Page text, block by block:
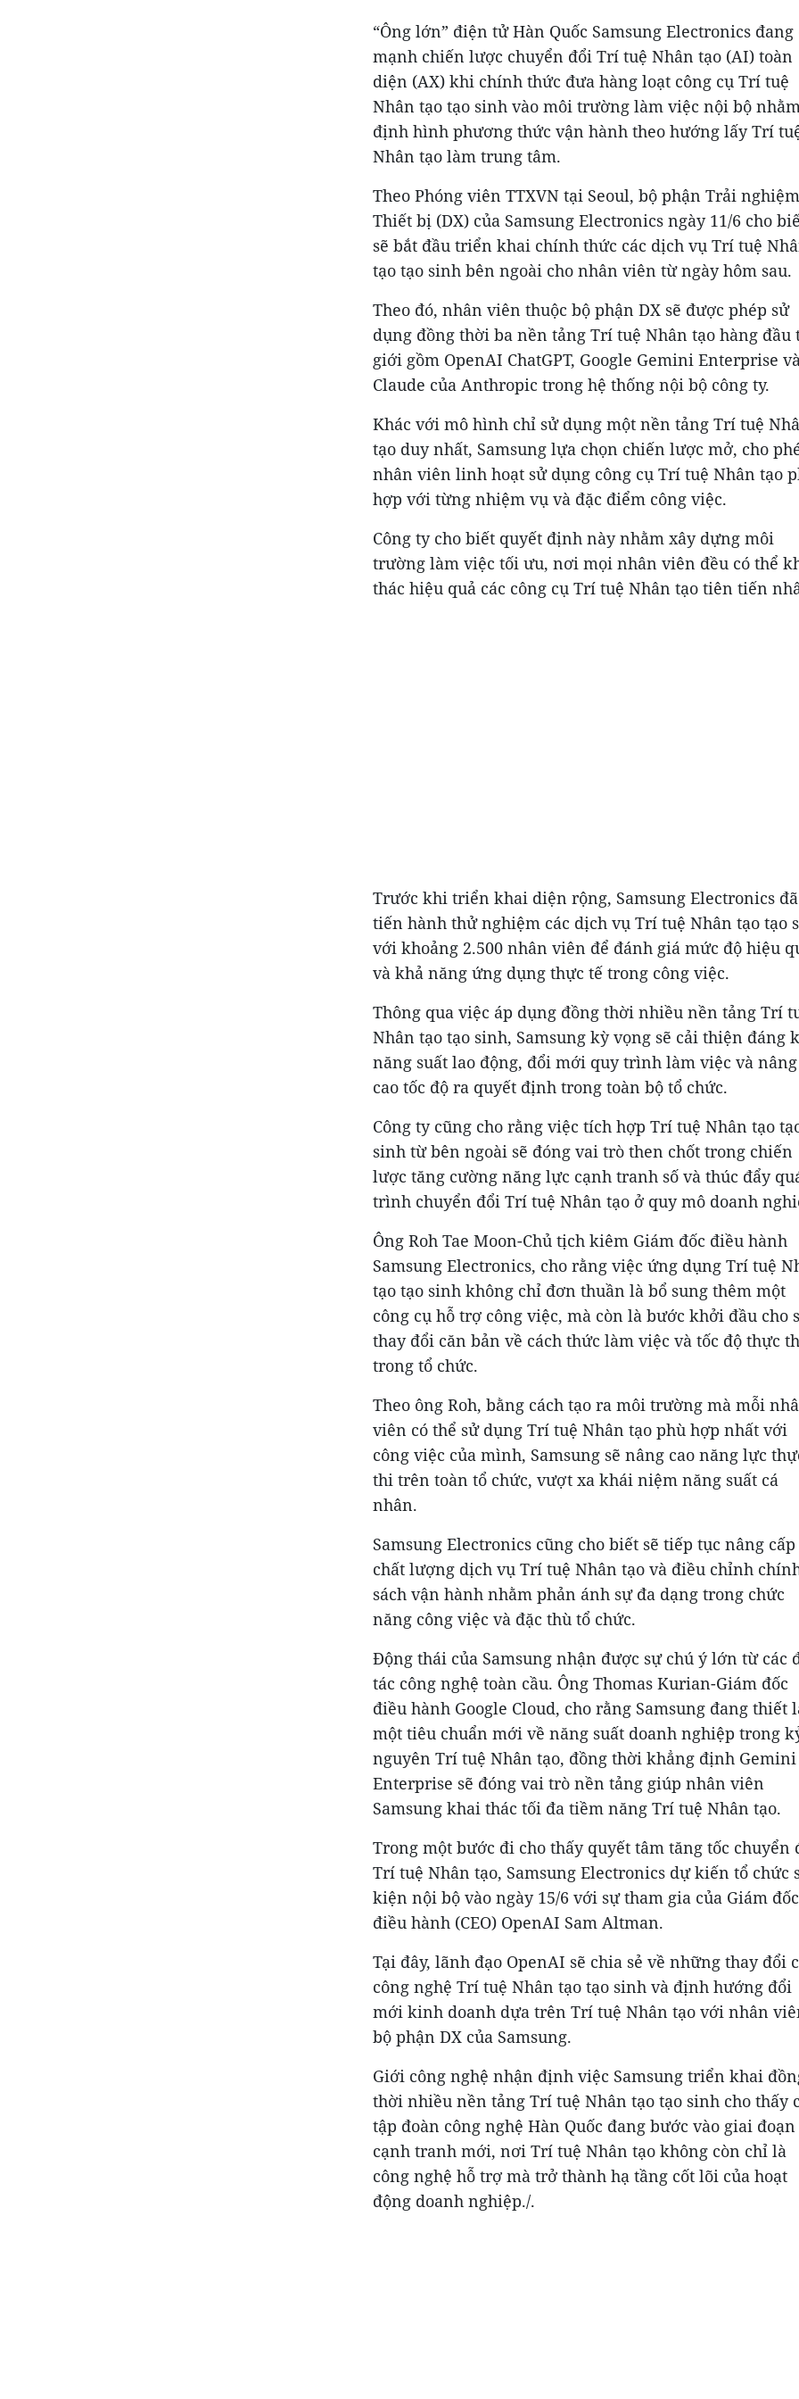
“Ông lớn” điện tử Hàn Quốc Samsung Electronics đang
mạnh chiến lược chuyển đổi Trí tuệ Nhân tạo (AI) toàn
diện (AX) khi chính thức đưa hàng loạt công cụ Trí tuệ
Nhân tạo tạo sinh vào môi trường làm việc nội bộ
định hình phương thức vận hành theo hướng lấy Trí
Nhân tạo làm trung tâm.
Theo Phóng viên TTXVN tại Seoul, bộ phận Trải nghiệm
Thiết bị (DX) của Samsung Electronics ngày 11/6 cho
sẽ bắt đầu triển khai chính thức các dịch vụ Trí tuệ
tạo tạo sinh bên ngoài cho nhân viên từ ngày hôm sau.
Theo đó, nhân viên thuộc bộ phận DX sẽ được phép sử
dụng đồng thời ba nền tảng Trí tuệ Nhân tạo hàng đầu
giới gồm OpenAI ChatGPT, Google Gemini Enterprise
Claude của Anthropic trong hệ thống nội bộ công ty.
Khác với mô hình chỉ sử dụng một nền tảng Trí tuệ
tạo duy nhất, Samsung lựa chọn chiến lược mở, cho
nhân viên linh hoạt sử dụng công cụ Trí tuệ Nhân tạo
hợp với từng nhiệm vụ và đặc điểm công việc.
Công ty cho biết quyết định này nhằm xây dựng môi
trường làm việc tối ưu, nơi mọi nhân viên đều có thể
thác hiệu quả các công cụ Trí tuệ Nhân tạo tiên tiến
Trước khi triển khai diện rộng, Samsung Electronics đã
tiến hành thử nghiệm các dịch vụ Trí tuệ Nhân tạo tạo
với khoảng 2.500 nhân viên để đánh giá mức độ hiệu
và khả năng ứng dụng thực tế trong công việc.
Thông qua việc áp dụng đồng thời nhiều nền tảng Trí
Nhân tạo tạo sinh, Samsung kỳ vọng sẽ cải thiện đáng
năng suất lao động, đổi mới quy trình làm việc và nâng
cao tốc độ ra quyết định trong toàn bộ tổ chức.
Công ty cũng cho rằng việc tích hợp Trí tuệ Nhân tạo
sinh từ bên ngoài sẽ đóng vai trò then chốt trong chiến
lược tăng cường năng lực cạnh tranh số và thúc đẩy
trình chuyển đổi Trí tuệ Nhân tạo ở quy mô doanh
Ông Roh Tae Moon-Chủ tịch kiêm Giám đốc điều hành
Samsung Electronics, cho rằng việc ứng dụng Trí tuệ
tạo tạo sinh không chỉ đơn thuần là bổ sung thêm một
công cụ hỗ trợ công việc, mà còn là bước khởi đầu cho
thay đổi căn bản về cách thức làm việc và tốc độ thực
trong tổ chức.
Theo ông Roh, bằng cách tạo ra môi trường mà mỗi
viên có thể sử dụng Trí tuệ Nhân tạo phù hợp nhất với
công việc của mình, Samsung sẽ nâng cao năng lực
thi trên toàn tổ chức, vượt xa khái niệm năng suất cá
nhân.
Samsung Electronics cũng cho biết sẽ tiếp tục nâng cấp
chất lượng dịch vụ Trí tuệ Nhân tạo và điều chỉnh
sách vận hành nhằm phản ánh sự đa dạng trong chức
năng công việc và đặc thù tổ chức.
Động thái của Samsung nhận được sự chú ý lớn từ các
tác công nghệ toàn cầu. Ông Thomas Kurian-Giám đốc
điều hành Google Cloud, cho rằng Samsung đang thiết
một tiêu chuẩn mới về năng suất doanh nghiệp trong
nguyên Trí tuệ Nhân tạo, đồng thời khẳng định Gemini
Enterprise sẽ đóng vai trò nền tảng giúp nhân viên
Samsung khai thác tối đa tiềm năng Trí tuệ Nhân tạo.
Trong một bước đi cho thấy quyết tâm tăng tốc chuyển
Trí tuệ Nhân tạo, Samsung Electronics dự kiến tổ chức
kiện nội bộ vào ngày 15/6 với sự tham gia của Giám đốc
điều hành (CEO) OpenAI Sam Altman.
Tại đây, lãnh đạo OpenAI sẽ chia sẻ về những thay đổi
công nghệ Trí tuệ Nhân tạo tạo sinh và định hướng đổi
mới kinh doanh dựa trên Trí tuệ Nhân tạo với nhân
bộ phận DX của Samsung.
Giới công nghệ nhận định việc Samsung triển khai
thời nhiều nền tảng Trí tuệ Nhân tạo tạo sinh cho thấy
tập đoàn công nghệ Hàn Quốc đang bước vào giai đoạn
cạnh tranh mới, nơi Trí tuệ Nhân tạo không còn chỉ là
công nghệ hỗ trợ mà trở thành hạ tầng cốt lõi của hoạt
động doanh nghiệp./.